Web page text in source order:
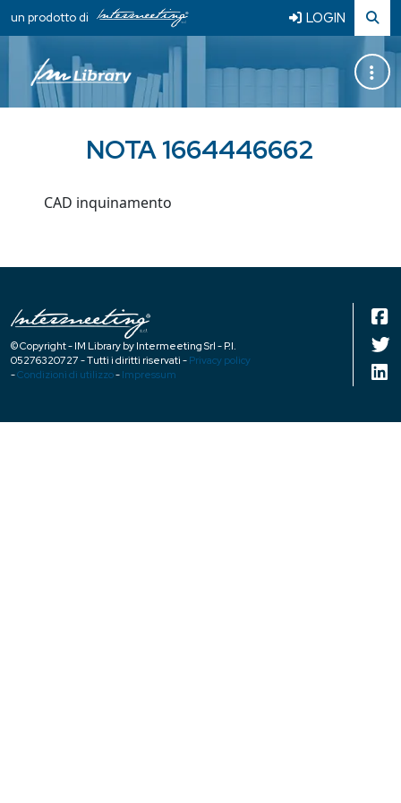
un prodotto di LOGIN
NOTA 1664446662
CAD inquinamento
© Copyright - IM Library by Intermeeting Srl - P.I.
05276320727 - Tutti i diritti riservati - Privacy policy
-Condizioni di utilizzo- Impressum